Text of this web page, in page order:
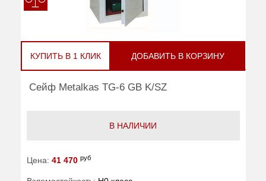
КУПИТЬ В 1 КЛИК ДОБАВИТЬ В КОРЗИНУ
Сейф Metalkas TG-6 GB K/SZ
В НАЛИЧИИ
Цена: 41 470 руб